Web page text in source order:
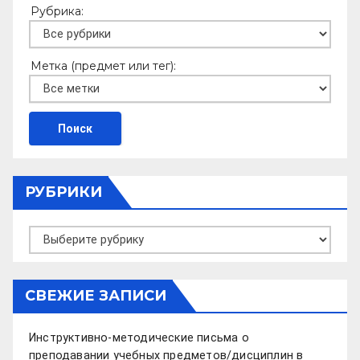
Рубрика:
Метка (предмет или тег):
РУБРИКИ
Рубрики
СВЕЖИЕ ЗАПИСИ
Инструктивно-методические письма о
преподавании учебных предметов/дисциплин в